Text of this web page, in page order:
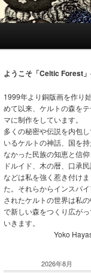
ようこそ「Celtic Forest
1999年より銅版画を作り
めて以来、ケルトの森をテ
マに制作をしています。
多くの秘密や伝説を内包し
いるケルトの神話、国を持
なかった民族の知恵と信仰
ドルイド、木の暦、口承
などは私を強く惹き付けま
た。それらからインスパイ
されたケルトの世界は私の
で新しい森をつくり広がっ
いきます。
Yoko
2026年8月